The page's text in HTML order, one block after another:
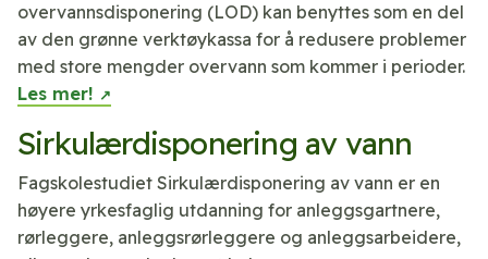
overvannsdisponering (LOD) kan benyttes som en del
av den grønne verktøykassa for å redusere problemer
med store mengder overvann som kommer i perioder.
Les mer!
Sirkulærdisponering av vann
Fagskolestudiet Sirkulærdisponering av vann er en
høyere yrkesfaglig utdanning for anleggsgartnere,
rørleggere, anleggsrørleggere og anleggsarbeidere,